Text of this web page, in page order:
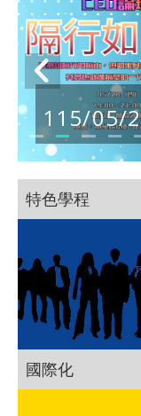
115/05/
特色學程
國際化